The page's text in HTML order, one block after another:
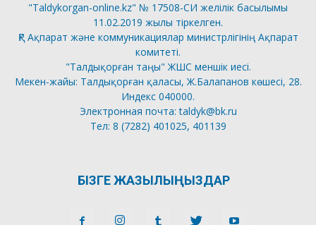
"Taldykorgan-online.kz" № 17508-СИ желілік басылымы
11.02.2019 жылы тіркелген.
ҚР Ақпарат және коммуникациялар министрлігінің Ақпарат
комитеті.
"Талдықорған таңы" ЖШС меншік иесі.
Мекен-жайы: Талдықорған қаласы, Ж.Балапанов көшесі, 28.
Индекс 040000.
Электронная почта: taldyk@bk.ru
Тел: 8 (7282) 401025, 401139
БІЗГЕ ЖАЗЫЛЫҢЫЗДАР